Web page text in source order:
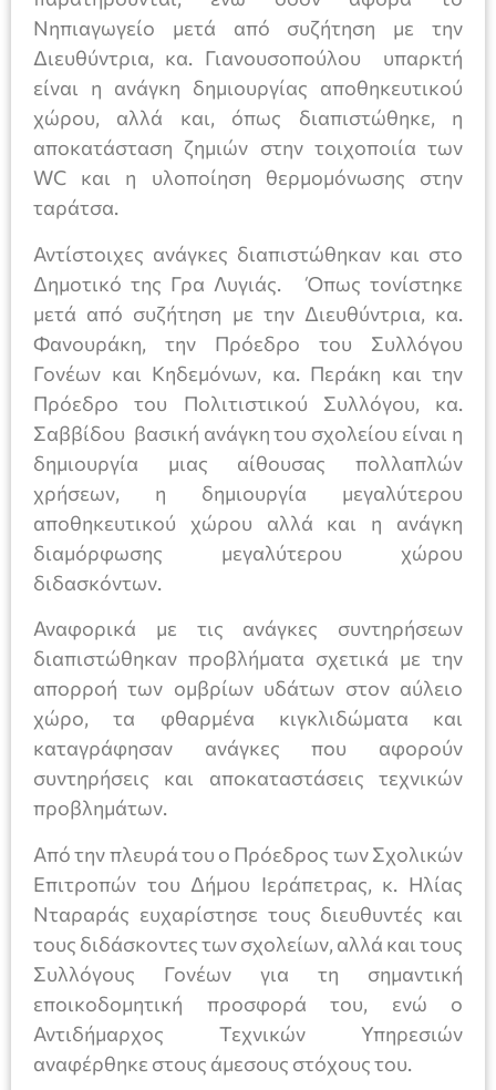
Νηπιαγωγείο μετά από συζήτηση με την
Διευθύντρια, κα. Γιανουσοπούλου υπαρκτή
είναι η ανάγκη δημιουργίας αποθηκευτικού
χώρου, αλλά και, όπως διαπιστώθηκε, η
αποκατάσταση ζημιών στην τοιχοποιία των
WC και η υλοποίηση θερμομόνωσης στην
ταράτσα.
Αντίστοιχες ανάγκες διαπιστώθηκαν και στο
Δημοτικό της Γρα Λυγιάς. Όπως τονίστηκε
μετά από συζήτηση με την Διευθύντρια, κα.
Φανουράκη, την Πρόεδρο του Συλλόγου
Γονέων και Κηδεμόνων, κα. Περάκη και την
Πρόεδρο του Πολιτιστικού Συλλόγου, κα.
Σαββίδου βασική ανάγκη του σχολείου είναι η
δημιουργία μιας αίθουσας πολλαπλών
χρήσεων, η δημιουργία μεγαλύτερου
αποθηκευτικού χώρου αλλά και η ανάγκη
διαμόρφωσης μεγαλύτερου χώρου
διδασκόντων.
Αναφορικά με τις ανάγκες συντηρήσεων
διαπιστώθηκαν προβλήματα σχετικά με την
απορροή των ομβρίων υδάτων στον αύλειο
χώρο, τα φθαρμένα κιγκλιδώματα και
καταγράφησαν ανάγκες που αφορούν
συντηρήσεις και αποκαταστάσεις τεχνικών
προβλημάτων.
Από την πλευρά του ο Πρόεδρος των Σχολικών
Επιτροπών του Δήμου Ιεράπετρας, κ. Ηλίας
Νταραράς ευχαρίστησε τους διευθυντές και
τους διδάσκοντες των σχολείων, αλλά και τους
Συλλόγους Γονέων για τη σημαντική
εποικοδομητική προσφορά του, ενώ ο
Αντιδήμαρχος Τεχνικών Υπηρεσιών
αναφέρθηκε στους άμεσους στόχους του.